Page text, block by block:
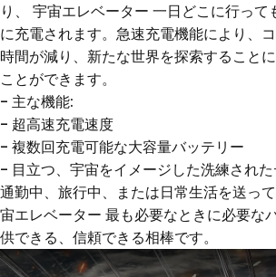
り、 宇宙エレベーター 一日どこに行って
に充電されます。急速充電機能により、
時間が減り、新たな世界を探索すること
ことができます。
- 主な機能:
- 超高速充電速度
- 複数回充電可能な大容量バッテリー
- 目立つ、宇宙をイメージした洗練され
通勤中、旅行中、または日常生活を送っ
宙エレベーター 最も必要なときに必要な
供できる、信頼できる相棒です。